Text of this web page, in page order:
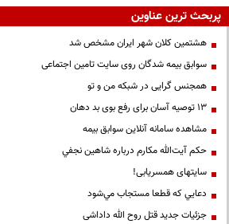
پربحث ترین عناوین
هشتمین کلان شهر ایران مشخص شد
سوابق بیمه شدگان روی سایت تامین اجتماعی
همجنس گرایی در شبکه من و تو
13 توصیه آسان برای رفع بوی بد دهان
مشاهده سامانه آنلاين سوابق بیمه
حكم آيت‌الله مكارم درباره شاهين نجفي
سایتهای همسریابی!
دعايي كه قطعا مستجاب مي‌شود
جزئیات جدید قتل روح الله داداشی